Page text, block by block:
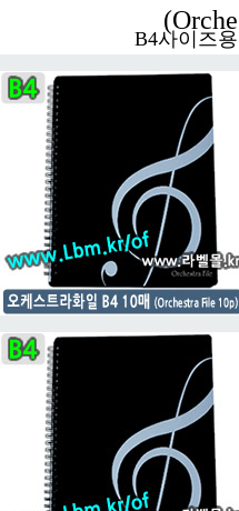
B4사이즈